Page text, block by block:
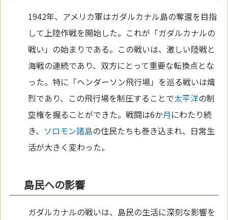
1942年、アメリカ軍はガダルカナル島の奪還を目指
して上陸作戦を開始した。これが「ガダルカナルの
戦い」の始まりである。この戦いは、激しい陸戦と
海戦の連続であり、双方にとって重要な転換点とな
った。特に「ヘンダーソン飛行場」を巡る戦いは熾
烈であり、この飛行場を制圧することで太平洋の制
空権を握ることができた。戦闘は6か月にわたり続
き、 ソロモン諸島の住民たちも巻き込まれ、日常生
活が大きく変わった。
島民への影響
ガダルカナルの戦いは、島民の生活に深刻な影響を